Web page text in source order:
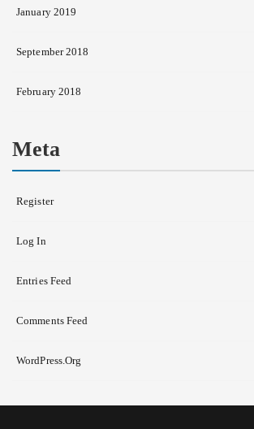
January 2019
September 2018
February 2018
Meta
Register
Log In
Entries Feed
Comments Feed
WordPress.org